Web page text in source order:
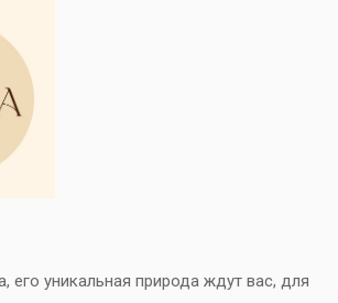
его уникальная природа ждут вас, для